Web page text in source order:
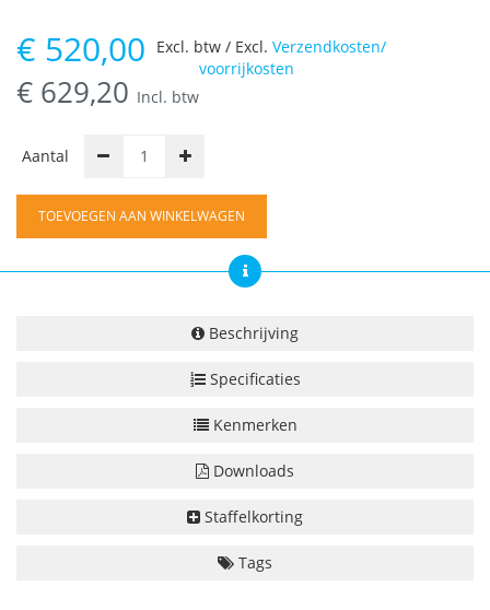
€ 520,00
€ 629,20 Incl. btw
Excl. btw / Excl. Verzendkosten/
voorrijkosten
Aantal
TOEVOEGEN AAN WINKELWAGEN
Beschrijving
Specificaties
Kenmerken
Downloads
Staffelkorting
Tags